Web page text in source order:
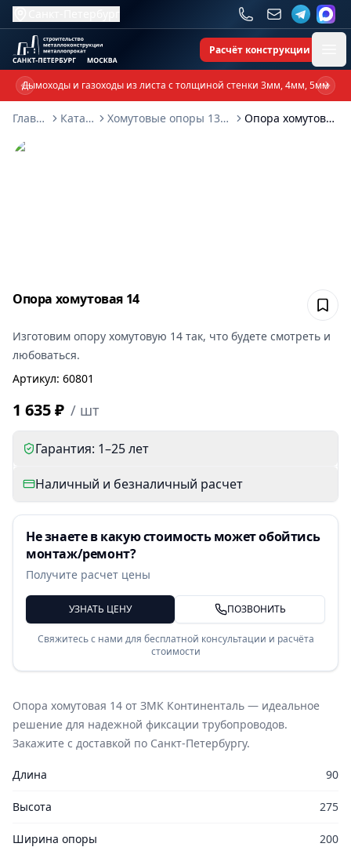
Расчёт конструкции
Дымоходы и газоходы из листа с толщиной стенки 3мм, 4мм, 5мм
Previous slide
Главная
Каталог Хомутовые опоры 131-2009 Опора хомутовая 14
Опора хомутовая 14
Изготовим опору хомутовую 14 так, что будете смотреть и
любоваться.
Артикул: 60801
1 635 ₽ / шт
Гарантия: 1–25 лет
Наличный и безналичный расчет
Не знаете в какую стоимость может обойтись
монтаж/ремонт?
Получите расчет цены
УЗНАТЬ ЦЕНУ ПОЗВОНИТЬ
Свяжитесь с нами для бесплатной консультации и расчёта
стоимости
Опора хомутовая 14 от ЗМК Континенталь — идеальное
решение для надежной фиксации трубопроводов.
Закажите с доставкой по Санкт-Петербургу.
Длина 90
Высота 275
Ширина опоры 200